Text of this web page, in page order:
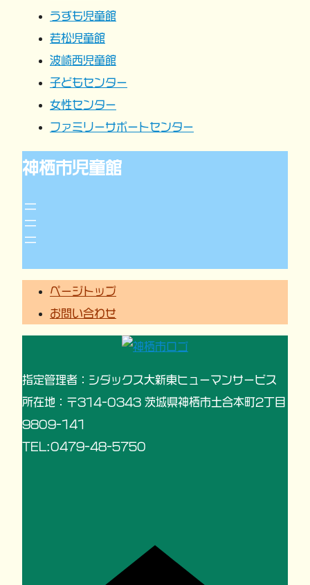
うずも児童館
若松児童館
波崎西児童館
子どもセンター
女性センター
ファミリーサポートセンター
神栖市児童館
ページトップ
お問い合わせ
指定管理者：シダックス大新東ヒューマンサービス
所在地：〒314-0343 茨城県神栖市土合本町2丁目
9809-141
TEL:0479-48-5750